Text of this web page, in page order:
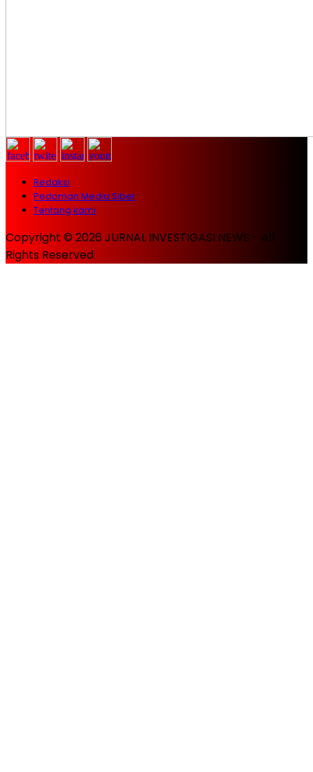
Redaksi
Pedoman Media Siber
Tentang kami
Copyright © 2026 JURNAL INVESTIGASI NEWS - All
Rights Reserved